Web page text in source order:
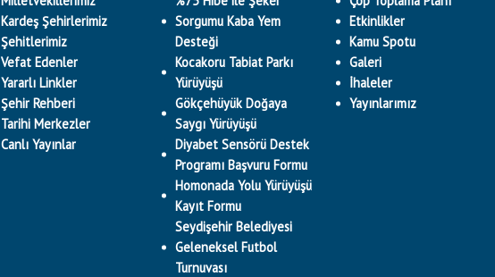
Kardeş Şehirlerimiz
Şehitlerimiz
Vefat Edenler
Yararlı Linkler
Şehir Rehberi
Tarihi Merkezler
Canlı Yayınlar
Sorgumu Kaba Yem
Desteği
Kocakoru Tabiat Parkı
Yürüyüşü
Gökçehüyük Doğaya
Saygı Yürüyüşü
Diyabet Sensörü Destek
Programı Başvuru Formu
Homonada Yolu Yürüyüşü
Kayıt Formu
Seydişehir Belediyesi
Geleneksel Futbol
Turnuvası
Etkinlikler
Kamu Spotu
Galeri
İhaleler
Yayınlarımız